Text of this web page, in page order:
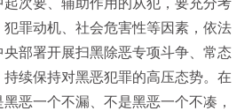
次要、辅助作用的从犯，要充分考
罪动机、社会危害性等因素，依法
部署开展扫黑除恶专项斗争、常态
续保持对黑恶犯罪的高压态势。在
恶一个不漏、不是黑恶一个不凑，